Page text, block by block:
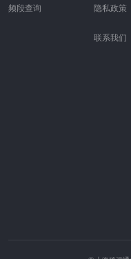
频段查询
隐私政策
联系我们